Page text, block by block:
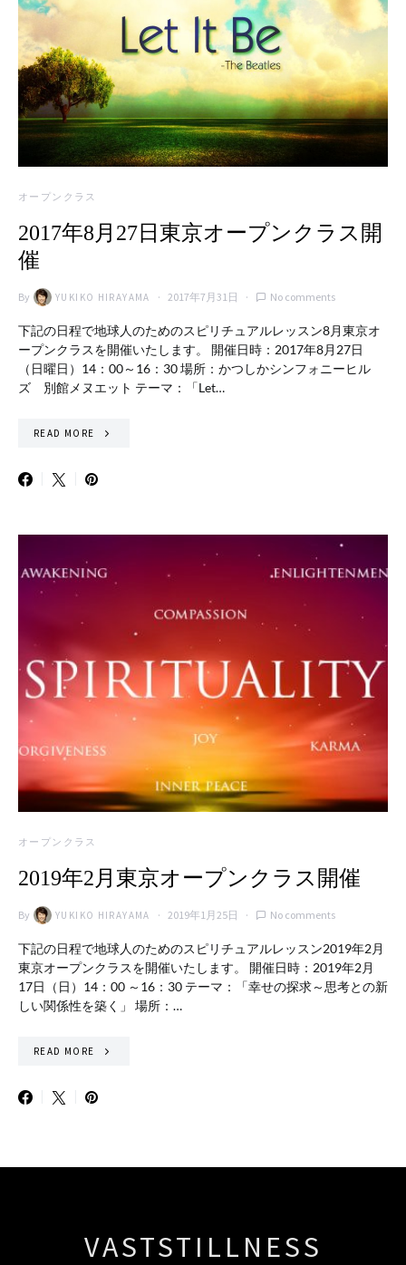
オープンクラス
2017年8月27日東京オープンクラス開
催
By YUKIKO HIRAYAMA 2017年7月31日 No comments
下記の日程で地球人のためのスピリチュアルレッスン8月東京オ
ープンクラスを開催いたします。 開催日時：2017年8月27日
（日曜日）14：00～16：30 場所：かつしかシンフォニーヒル
ズ 別館メヌエット テーマ：「Let…
READ MORE
オープンクラス
2019年2月東京オープンクラス開催
By YUKIKO HIRAYAMA 2019年1月25日 No comments
下記の日程で地球人のためのスピリチュアルレッスン2019年2月
東京オープンクラスを開催いたします。 開催日時：2019年2月
17日（日）14：00 ～16：30 テーマ：「幸せの探求～思考との新
しい関係性を築く」 場所：…
READ MORE
VASTSTILLNESS